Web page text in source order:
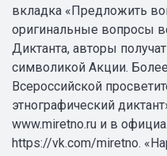
вкладка «Предложить
оригинальные вопросы
Диктанта, авторы
символикой Акции.
Всероссийской
этнографический
www.miretno.ru и в
https://vk.com/miretno.